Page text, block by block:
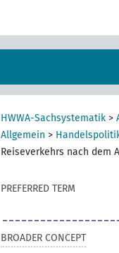
HWWA-Sachsystematik >
Allgemein >
Reiseverkehrs nach dem
PREFERRED TERM
BROADER CONCEPT